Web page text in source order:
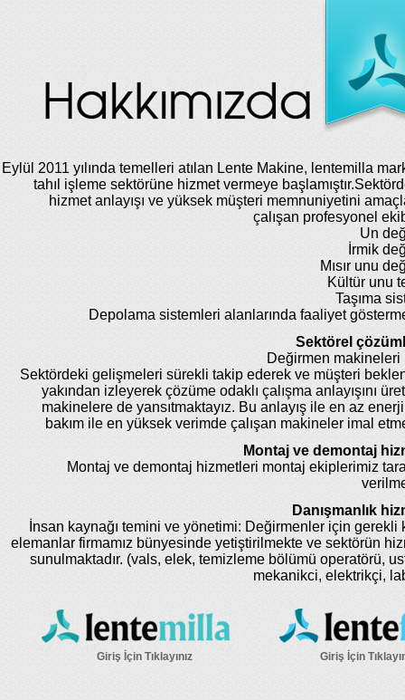
Eylül 2011 yılında temelleri atılan Lente Makine, lentemilla
tahıl işleme sektörüne hizmet vermeye
hizmet anlayışı ve yüksek müşteri memnuniyetini
çalışan profesyonel
Un
İrmik
Mısır unu
Kültür unu
Taşıma
Depolama sistemleri alanlarında faaliyet
Sektörel
Değirmen makineleri
Sektördeki gelişmeleri sürekli takip ederek ve müşteri
yakından izleyerek çözüme odaklı çalışma anlayışını
makinelere de yansıtmaktayız. Bu anlayış ile en az
bakım ile en yüksek verimde çalışan makineler imal
Montaj ve demontaj
Montaj ve demontaj hizmetleri montaj ekiplerimiz
Danışmanlık
İnsan kaynağı temini ve yönetimi: Değirmenler için gerekli
elemanlar firmamız bünyesinde yetiştirilmekte ve sektörün
sunulmaktadır. (vals, elek, temizleme bölümü operatörü,
mekanikci, elektrikçi,
Giriş İçin Tıklayınız Giriş İçin